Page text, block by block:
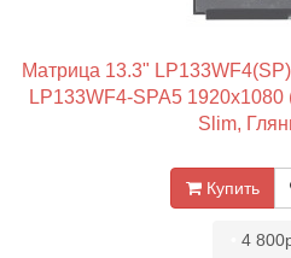
Матрица 13.3"
LP133WF4-SPA5
Slim,
Купить
4